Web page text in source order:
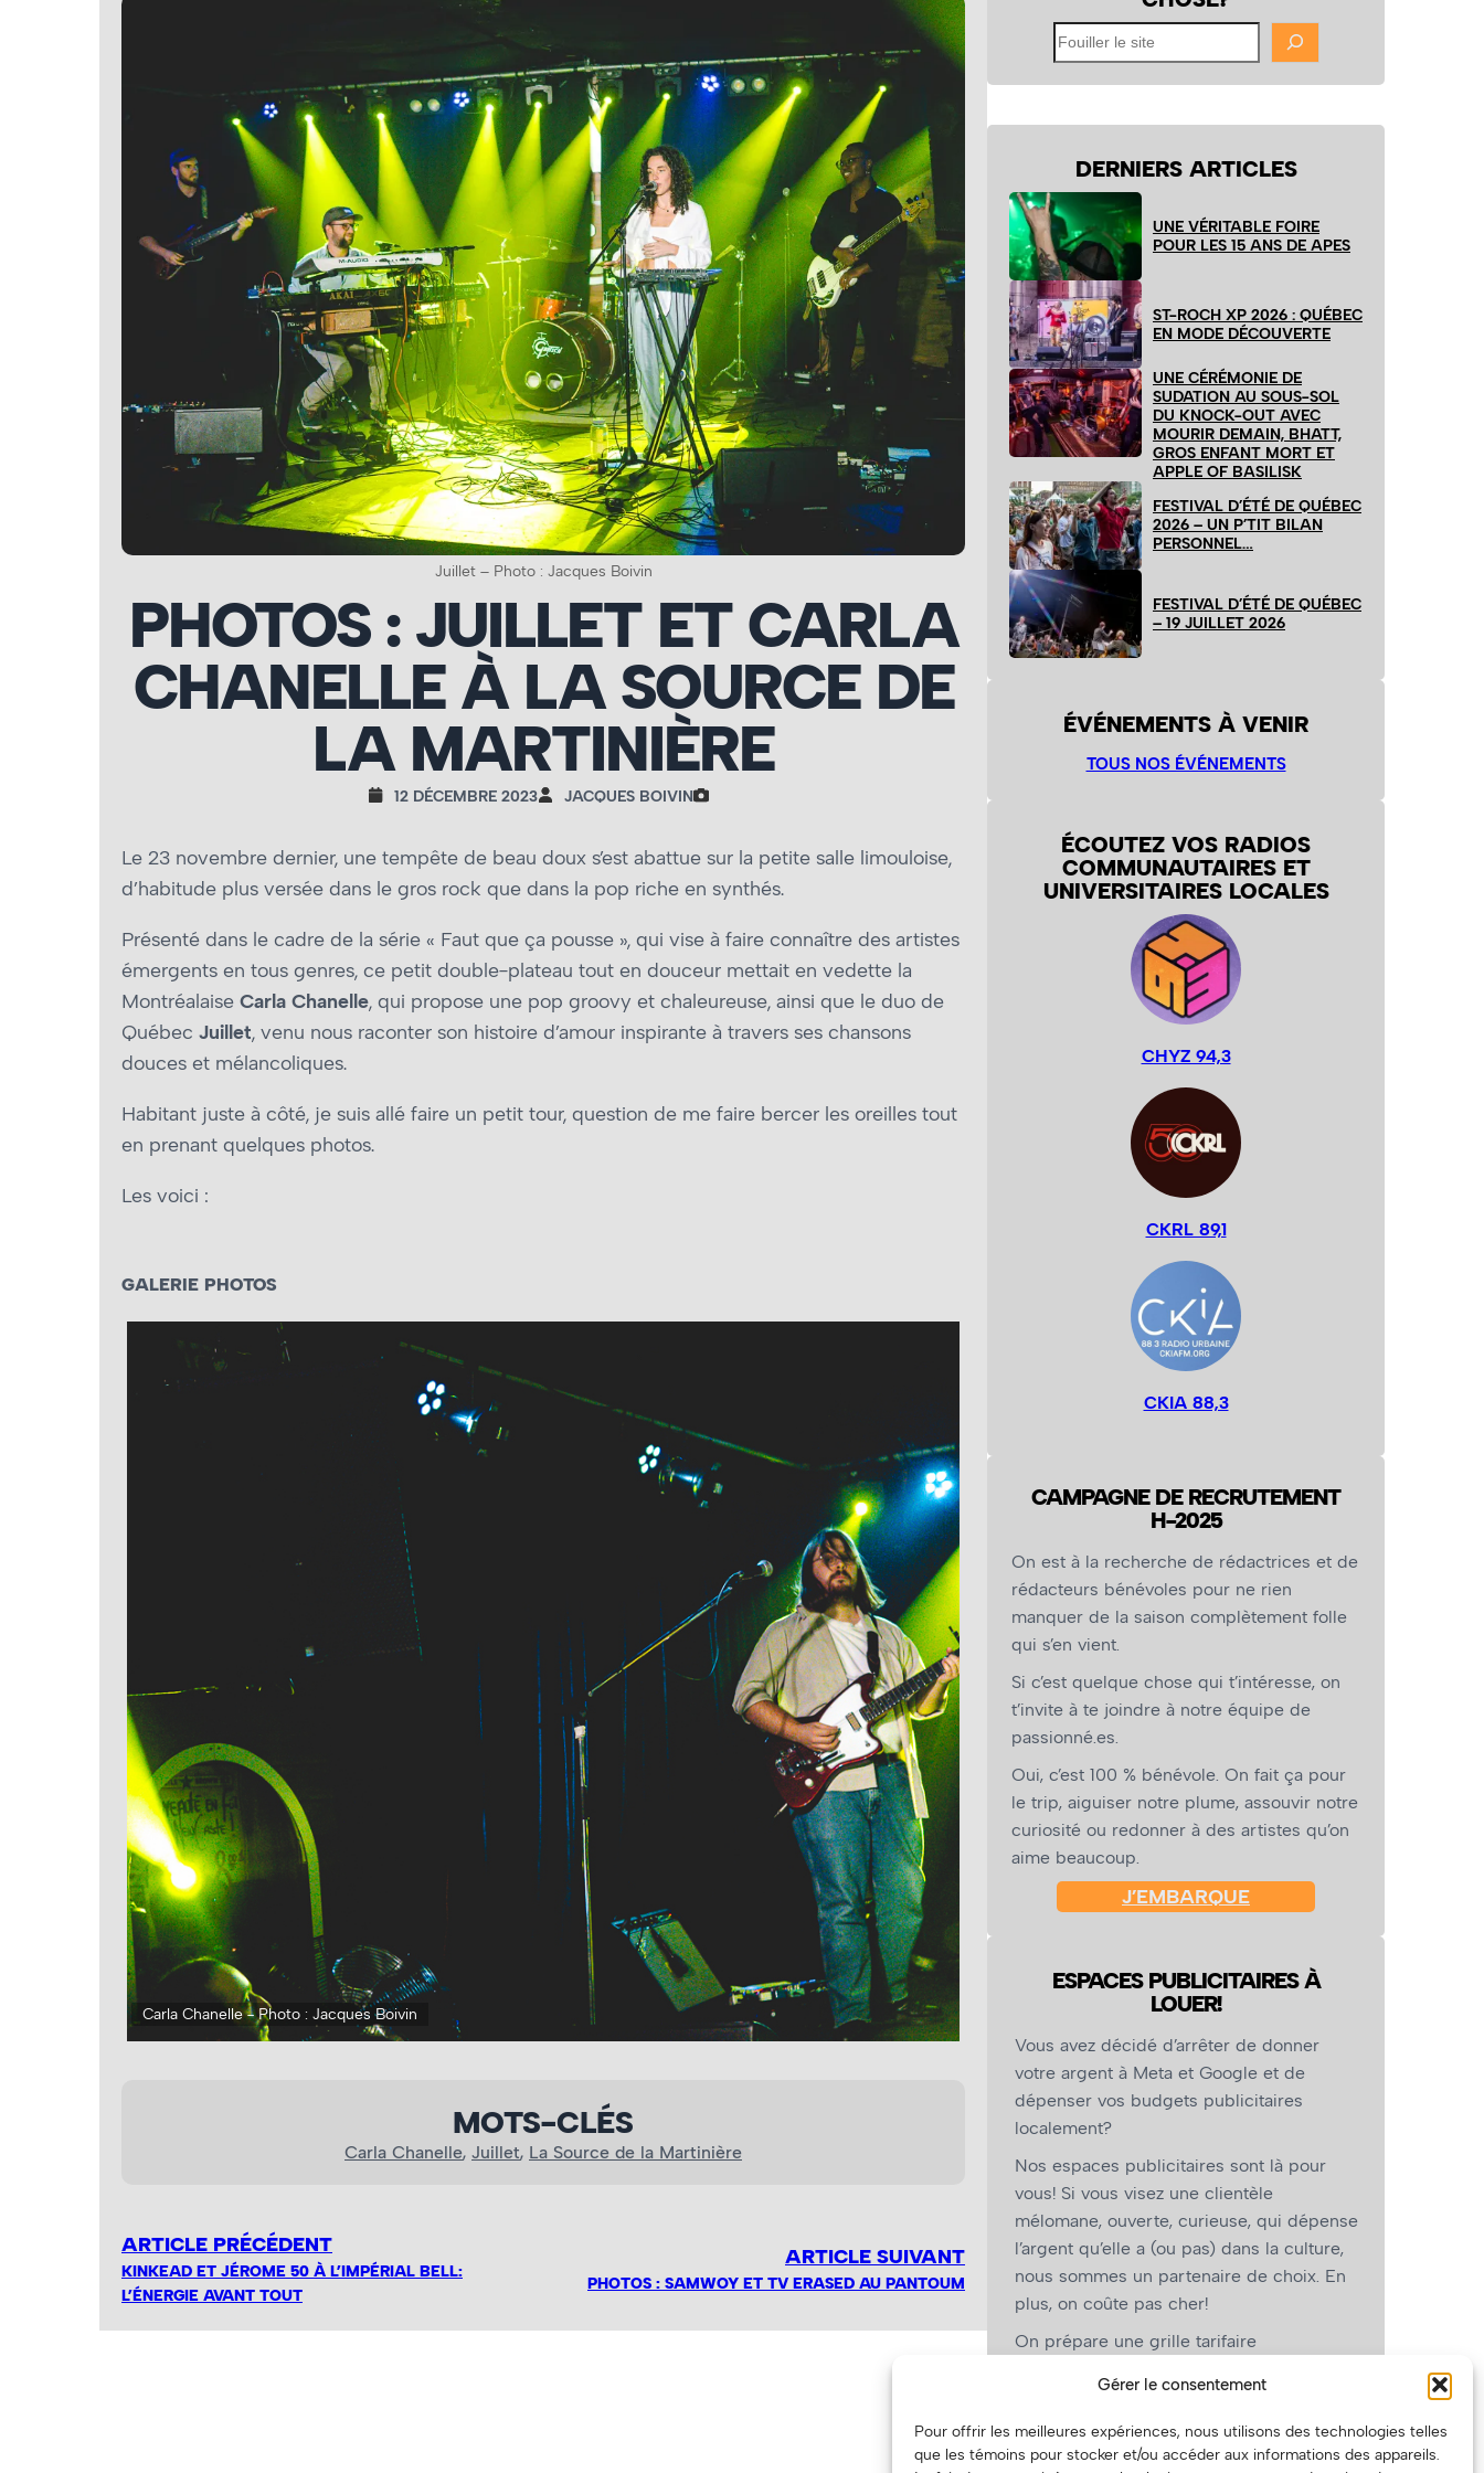
Gérer le consentement
Pour offrir les meilleures expériences, nous utilisons des technologies telles
que les témoins pour stocker et/ou accéder aux informations des appareils.
Juillet – Photo : Jacques Boivin
PHOTOS : JUILLET ET CARLA
CHANELLE À LA SOURCE DE
LA MARTINIÈRE
12 DÉCEMBRE 2023 JACQUES BOIVIN
Le 23 novembre dernier, une tempête de beau doux s’est abattue sur la petite salle limouloise,
d’habitude plus versée dans le gros rock que dans la pop riche en synthés.
Présenté dans le cadre de la série « Faut que ça pousse », qui vise à faire connaître des artistes
émergents en tous genres, ce petit double-plateau tout en douceur mettait en vedette la
Montréalaise Carla Chanelle, qui propose une pop groovy et chaleureuse, ainsi que le duo de
Québec Juillet, venu nous raconter son histoire d’amour inspirante à travers ses chansons
douces et mélancoliques.
Habitant juste à côté, je suis allé faire un petit tour, question de me faire bercer les oreilles tout
en prenant quelques photos.
Les voici :
GALERIE PHOTOS
Carla Chanelle - Photo : Jacques Boivin Carla Chanelle - Photo : Jacques Boivin
MOTS-CLÉS
Carla Chanelle, Juillet, La Source de la Martinière
ARTICLE PRÉCÉDENT
KINKEAD ET JÉROME 50 À L’IMPÉRIAL BELL:
L’ÉNERGIE AVANT TOUT
ARTICLE SUIVANT
PHOTOS : SAMWOY ET TV ERASED AU PANTOUM
Fouiller
le
site
DERNIERS ARTICLES
UNE VÉRITABLE FOIRE
POUR LES 15 ANS DE APES
ST-ROCH XP 2026 : QUÉBEC
EN MODE DÉCOUVERTE
UNE CÉRÉMONIE DE
SUDATION AU SOUS-SOL
DU KNOCK-OUT AVEC
MOURIR DEMAIN, BHATT,
GROS ENFANT MORT ET
APPLE OF BASILISK
FESTIVAL D’ÉTÉ DE QUÉBEC
2026 – UN P’TIT BILAN
PERSONNEL…
FESTIVAL D’ÉTÉ DE QUÉBEC
– 19 JUILLET 2026
ÉVÉNEMENTS À VENIR
TOUS NOS ÉVÉNEMENTS
ÉCOUTEZ VOS RADIOS
COMMUNAUTAIRES ET
UNIVERSITAIRES LOCALES
CHYZ 94,3
CKRL 89,1
CKIA 88,3
CAMPAGNE DE RECRUTEMENT
H-2025
On est à la recherche de rédactrices et de
rédacteurs bénévoles pour ne rien
manquer de la saison complètement folle
qui s’en vient.
Si c’est quelque chose qui t’intéresse, on
t’invite à te joindre à notre équipe de
passionné.es.
Oui, c’est 100 % bénévole. On fait ça pour
le trip, aiguiser notre plume, assouvir notre
curiosité ou redonner à des artistes qu’on
aime beaucoup.
J’EMBARQUE
ESPACES PUBLICITAIRES À
LOUER!
Vous avez décidé d’arrêter de donner
votre argent à Meta et Google et de
dépenser vos budgets publicitaires
localement?
Nos espaces publicitaires sont là pour
vous! Si vous visez une clientèle
mélomane, ouverte, curieuse, qui dépense
l’argent qu’elle a (ou pas) dans la culture,
nous sommes un partenaire de choix. En
plus, on coûte pas cher!
On prépare une grille tarifaire
vous, les artistes!)